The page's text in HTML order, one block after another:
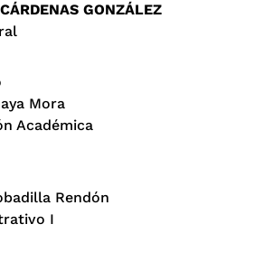
GONZÁLEZ
Mora
Académica
Rendón
I